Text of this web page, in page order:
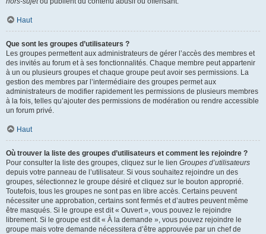
Haut
Que sont les groupes d’utilisateurs ?
Les groupes permettent aux administrateurs de gérer l’accès des membres et
des invités au forum et à ses fonctionnalités. Chaque membre peut appartenir
à un ou plusieurs groupes et chaque groupe peut avoir ses permissions. La
gestion des membres par l’intermédiaire des groupes permet aux
administrateurs de modifier rapidement les permissions de plusieurs membres
à la fois, telles qu’ajouter des permissions de modération ou rendre accessible
un forum privé.
Haut
Où trouver la liste des groupes d’utilisateurs et comment les rejoindre ?
Pour consulter la liste des groupes, cliquez sur le lien Groupes d’utilisateurs
depuis votre panneau de l’utilisateur. Si vous souhaitez rejoindre un des
groupes, sélectionnez le groupe désiré et cliquez sur le bouton approprié.
Toutefois, tous les groupes ne sont pas en libre accès. Certains peuvent
nécessiter une approbation, certains sont fermés et d’autres peuvent même
être masqués. Si le groupe est dit « Ouvert », vous pouvez le rejoindre
librement. Si le groupe est dit « À la demande », vous pouvez rejoindre le
groupe mais votre demande nécessitera d’être approuvée par un chef de